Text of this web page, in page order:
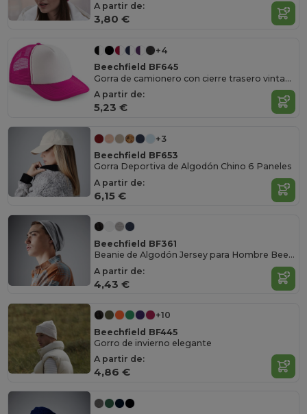
A partir de:
3,80 €
+4
Beechfield BF645
Gorra de camionero con cierre trasero vintage para hombre
A partir de:
5,23 €
+3
Beechfield BF653
Gorra Deportiva de Algodón Chino 6 Paneles
A partir de:
6,15 €
Beechfield BF361
Beanie de Algodón Jersey para Hombre Beechfield
A partir de:
4,43 €
+10
Beechfield BF445
Gorro de invierno elegante
A partir de:
4,86 €